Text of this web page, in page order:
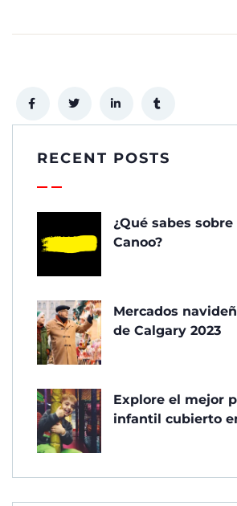
RECENT POSTS
¿Qué sabes
Canoo?
Mercados
de Calgary 2023
Explore el mejor
infantil cubierto